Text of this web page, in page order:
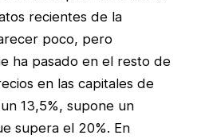
recientes de la
poco, pero
ha pasado en el resto de
en las capitales de
13,5%, supone un
supera el 20%. En